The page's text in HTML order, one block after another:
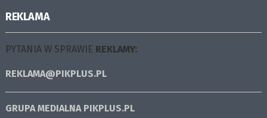
REKLAMA
PYTANIA W SPRAWIE REKLAMY:
REKLAMA@PIKPLUS.PL
GRUPA MEDIALNA PIKPLUS.PL